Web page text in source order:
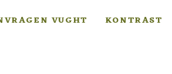
VUGHT KONTRAST